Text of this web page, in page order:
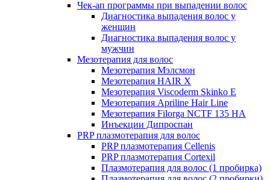
Чек-ап программы при выпадении волос
Диагностика выпадения волос у
женщин
Диагностика выпадения волос у
мужчин
Мезотерапия для волос
Мезотерапия Мэлсмон
Мезотерапия HAIR X
Мезотерапия Viscoderm Skinko E
Мезотерапия Apriline Hair Line
Мезотерапия Filorga NCTF 135 HA
Инъекции Дипроспан
PRP плазмотерапия для волос
PRP плазмотерапия Cellenis
PRP плазмотерапия Cortexil
Плазмотерапия для волос (1 пробирка)